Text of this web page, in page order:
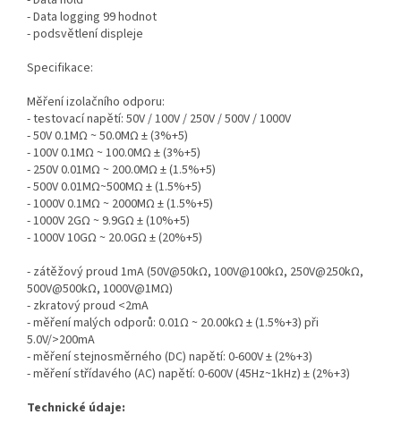
- Data logging 99 hodnot
- podsvětlení displeje
Specifikace:
Měření izolačního odporu:
- testovací napětí: 50V / 100V / 250V / 500V / 1000V
- 50V 0.1MΩ ~ 50.0MΩ ± (3%+5)
- 100V 0.1MΩ ~ 100.0MΩ ± (3%+5)
- 250V 0.01MΩ ~ 200.0MΩ ± (1.5%+5)
- 500V 0.01MΩ~500MΩ ± (1.5%+5)
- 1000V 0.1MΩ ~ 2000MΩ ± (1.5%+5)
- 1000V 2GΩ ~ 9.9GΩ ± (10%+5)
- 1000V 10GΩ ~ 20.0GΩ ± (20%+5)
- zátěžový proud 1mA (50V@50kΩ, 100V@100kΩ, 250V@250kΩ,
500V@500kΩ, 1000V@1MΩ)
- zkratový proud <2mA
- měření malých odporů: 0.01Ω ~ 20.00kΩ ± (1.5%+3) při
5.0V/>200mA
- měření stejnosměrného (DC) napětí: 0-600V ± (2%+3)
- měření střídavého (AC) napětí: 0-600V (45Hz~1kHz) ± (2%+3)
Technické údaje: